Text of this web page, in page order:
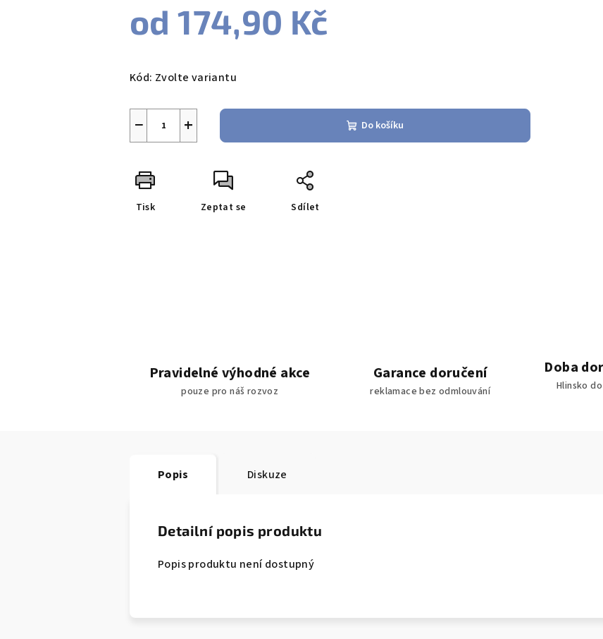
od174,90 Kč
cena:
Kód: Zvolte variantu
+
− Do košíku
Tisk Zeptat se Sdílet
Pravidelné výhodné akce
pouze pro náš rozvoz
Garance doručení
reklamace bez odmlouvání
Doba
Hlinsko
Popis Diskuze
Detailní popis produktu
Popis produktu není dostupný